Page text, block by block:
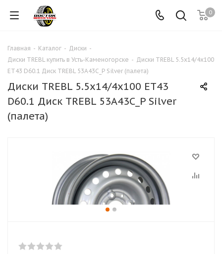
0
Главная - Каталог - Диски -
Диски TREBL купить в Усть-Каменогорске - Диски TREBL 5.5x14/4х100
ET43 D60.1 Диск TREBL 53A43C_P Silver (палета)
Диски TREBL 5.5x14/4х100 ET43
D60.1 Диск TREBL 53A43C_P Silver
(палета)